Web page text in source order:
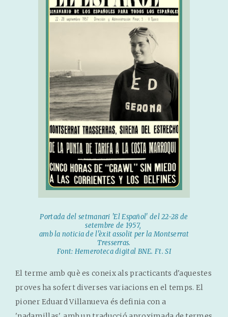
Portada del setmanari 'El Español' del 22-28 de
setembre de 1957,
amb la noticia de l'èxit assolit per la Montserrat
Tresserras.
Font: Hemeroteca digital BNE. Ft. SI
El terme amb què es coneix als practicants d'aquestes
proves ha sofert diverses variacions en el temps. El
pioner Eduard Villanueva és definia con a